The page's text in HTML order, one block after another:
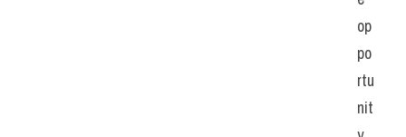
op
po
rtu
nit